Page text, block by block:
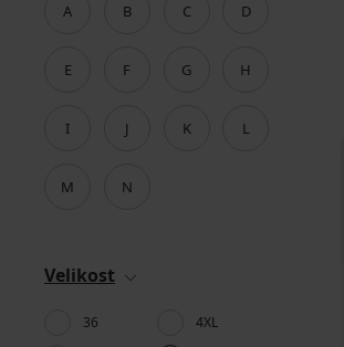
A B C D
E F G H
I J K L
M N
Velikost
36
4XL